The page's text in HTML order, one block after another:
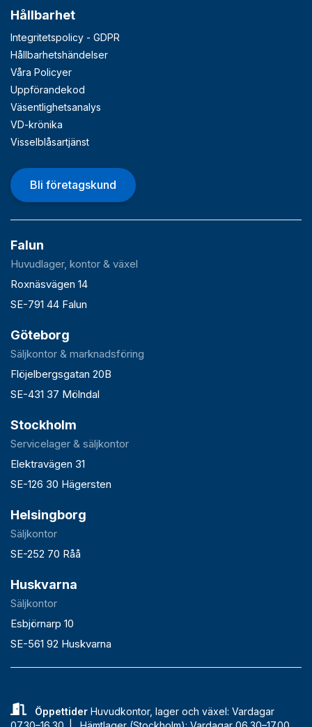
Hållbarhet
Integritetspolicy - GDPR
Hållbarhetshändelser
Våra Policyer
Uppförandekod
Väsentlighetsanalys
VD-krönika
Visselblåsartjänst
Bli företagskund
Falun
Huvudlager, kontor & växel
Roxnäsvägen 14
SE-791 44 Falun
Göteborg
Säljkontor & marknadsföring
Flöjelbergsgatan 20B
SE-431 37 Mölndal
Stockholm
Servicelager & säljkontor
Elektravägen 31
SE-126 30 Hägersten
Helsingborg
Säljkontor
SE-252 70 Råå
Huskvarna
Säljkontor
Esbjörnarp 10
SE-561 92 Huskvarna
ÖppettiderHuvudkontor, lager och växel: Vardagar